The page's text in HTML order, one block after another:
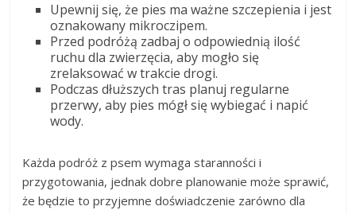
Upewnij się, że pies ma ważne szczepienia i jest
oznakowany mikroczipem.
Przed podróżą zadbaj o odpowiednią ilość
ruchu dla zwierzęcia, aby mogło się
zrelaksować w trakcie drogi.
Podczas dłuższych tras planuj regularne
przerwy, aby pies mógł się wybiegać i napić
wody.
Każda podróż z psem wymaga staranności i
przygotowania, jednak dobre planowanie może sprawić,
że będzie to przyjemne doświadczenie zarówno dla